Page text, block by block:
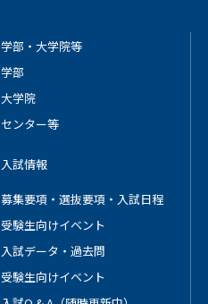
学部・大学院等
学部
大学院
センター等
入試情報
募集要項・選抜要項・入試日程
受験生向けイベント
入試データ・過去問
受験生向けイベント